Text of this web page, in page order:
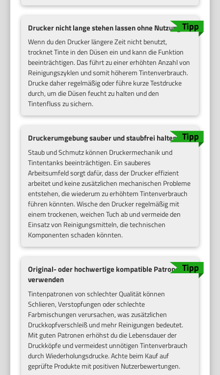
Drucker nicht lange stehen lassen ohne Nutzung
Wenn du den Drucker längere Zeit nicht benutzt,
trocknet Tinte in den Düsen ein und kann die Funktion
beeinträchtigen. Das führt zu einer erhöhten Anzahl von
Reinigungszyklen und somit höherem Tintenverbrauch.
Drucke daher regelmäßig oder führe kurze Testdrucke
durch, um die Düsen feucht zu halten und den
Tintenfluss zu sichern.
Druckerumgebung sauber und staubfrei halten
Staub und Schmutz können Druckermechanik und
Tintentanks beeinträchtigen. Ein sauberes
Arbeitsumfeld sorgt dafür, dass der Drucker effizient
arbeitet und keine zusätzlichen mechanischen Probleme
entstehen, die wiederum zu erhöhtem Tintenverbrauch
führen könnten. Wische den Drucker regelmäßig mit
einem trockenen, weichen Tuch ab und vermeide den
Einsatz von Reinigungsmitteln, die technischen
Komponenten schaden könnten.
Original- oder hochwertige kompatible Patronen
verwenden
Tintenpatronen von schlechter Qualität können
Schlieren, Verstopfungen oder schlechte
Farbmischungen verursachen, was zusätzlichen
Druckkopfverschleiß und mehr Reinigungen bedeutet.
Mit guten Patronen erhöhst du die Lebensdauer der
Druckköpfe und vermeidest unnötigen Tintenverbrauch
durch Wiederholungsdrucke. Achte beim Kauf auf
geprüfte Produkte mit positiven Nutzerbewertungen.